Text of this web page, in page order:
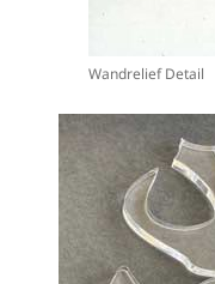
Wandrelief Detail